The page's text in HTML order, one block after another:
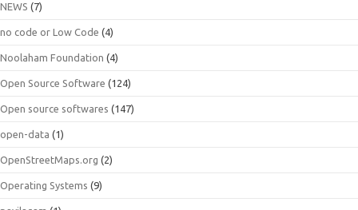
NEWS (7)
no code or Low Code (4)
Noolaham Foundation (4)
Open Source Software (124)
Open source softwares (147)
open-data (1)
OpenStreetMaps.org (2)
Operating Systems (9)